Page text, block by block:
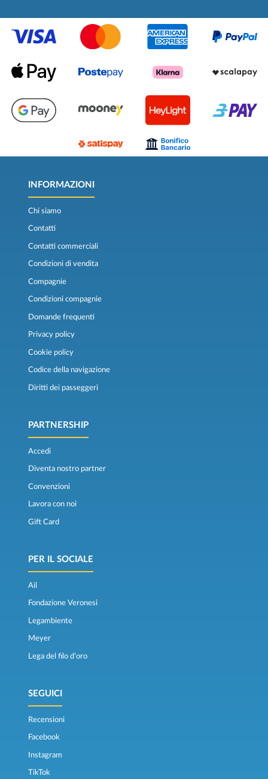
INFORMAZIONI
Chi siamo
Contatti
Contatti commerciali
Condizioni di vendita
Compagnie
Condizioni compagnie
Domande frequenti
Privacy policy
Cookie policy
Codice della navigazione
Diritti dei passeggeri
PARTNERSHIP
Accedi
Diventa nostro partner
Convenzioni
Lavora con noi
Gift Card
PER IL SOCIALE
Ail
Fondazione Veronesi
Legambiente
Meyer
Lega del filo d’oro
SEGUICI
Recensioni
Facebook
Instagram
TikTok